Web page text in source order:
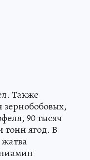
Также
зернобобовых,
90 тысяч
тонн ягод. В